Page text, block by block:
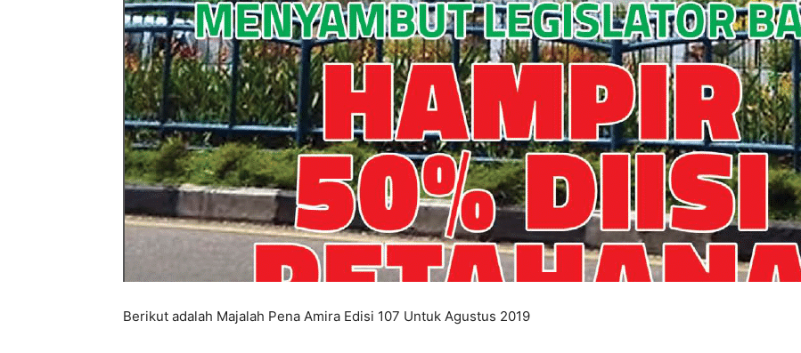
Berikut adalah Majalah Pena Amira Edisi 107 Untuk Agustus 2019